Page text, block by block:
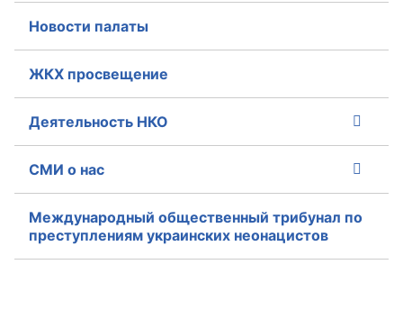
Общественный штаб
Документы ОП КО
Регламент ОП КО
Кодекс этики ОП КО
Положения
Новости палаты
ЖКХ просвещение
Деятельность НКО
СМИ о нас
Международный общественный трибунал по
преступлениям украинских неонацистов